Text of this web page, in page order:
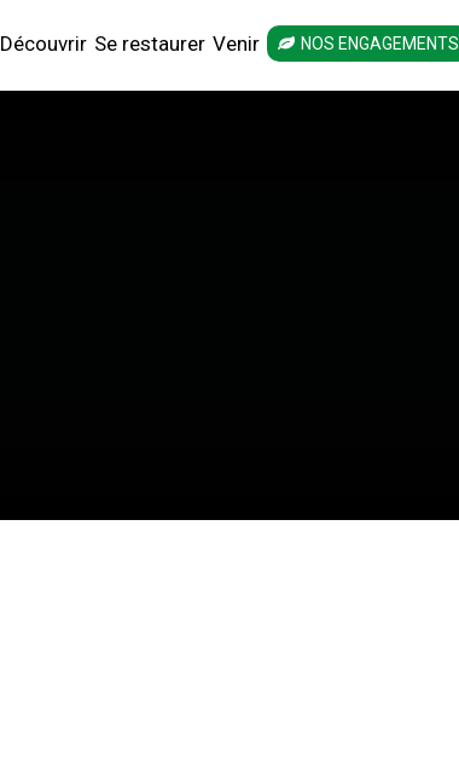
Découvrir Se restaurer Venir NOS ENGAGEMENTS